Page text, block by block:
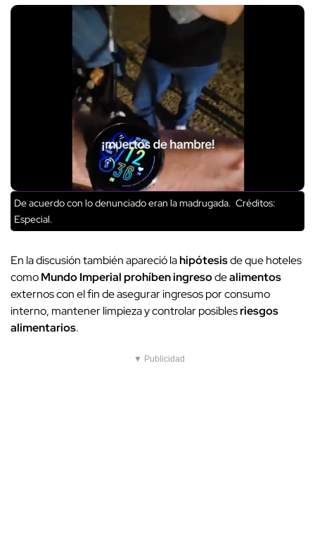
De acuerdo con lo denunciado eran la madrugada. Créditos:
Especial.
En la discusión también apareció lahipótesisde que hoteles
comoMundo Imperialprohíben ingresodealimentos
externos con el fin de asegurar ingresos por consumo
interno, mantener limpieza y controlar posiblesriesgos
alimentarios.
▼ Publicidad